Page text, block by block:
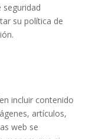
su política de
incluir contenido
artículos,
web se